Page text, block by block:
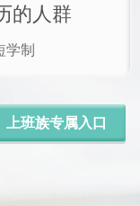
的人群
学制
上班族专属入口